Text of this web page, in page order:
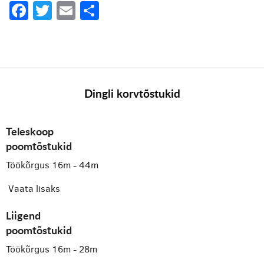
Facebook
Twitter
Email
Dingli korvtõstukid
Teleskoop
poomtõstukid
Töökõrgus 16m - 44m
Vaata lisaks
Liigend
poomtõstukid
Töökõrgus 16m - 28m